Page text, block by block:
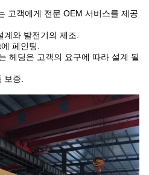
고객에게 전문 OEM 서비스를 제공
와 발전기의 제조.
페인팅.
헤딩은 고객의 요구에 따라 설계 될
증.